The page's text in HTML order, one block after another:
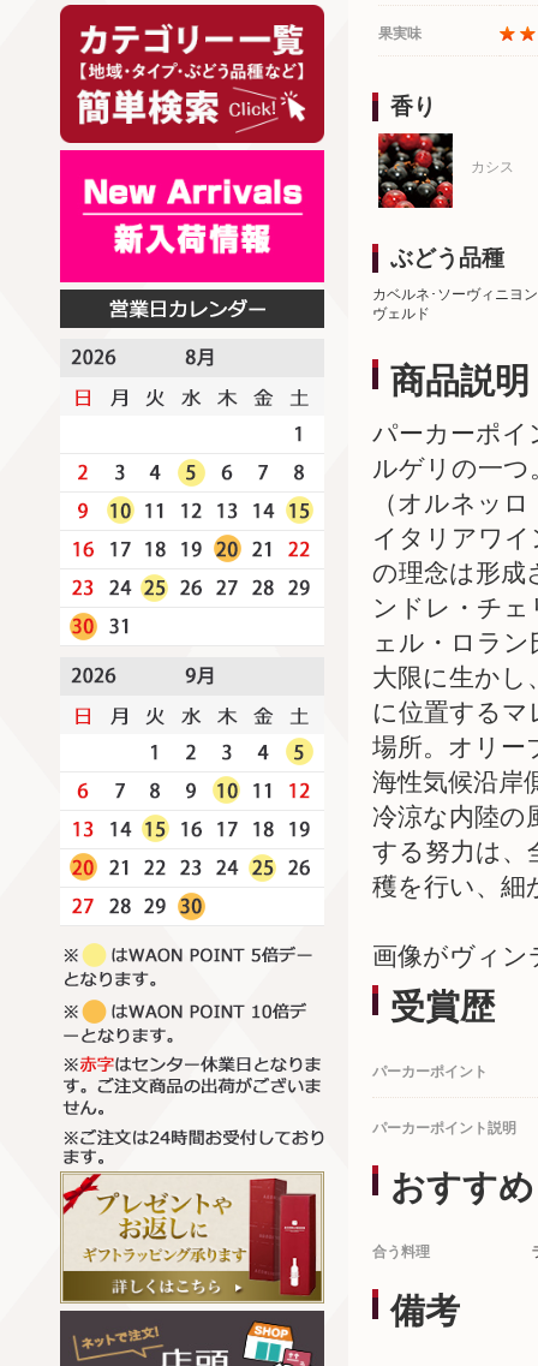
果実味
香り
カシス
ぶどう品種
カベルネ･ソーヴィニヨ
ヴェルド
商品説明
パーカーポイ
ルゲリの一つ
（オルネッ
イタリアワ
の理念は形成
ンドレ・チ
ェル・ロラ
大限に生かし
に位置する
場所。オリー
海性気候沿岸
冷涼な内陸の
する努力は、
穫を行い、細
画像がヴィン
受賞歴
パーカーポイント
パーカーポイント説明
おすすめ
合う料理
備考